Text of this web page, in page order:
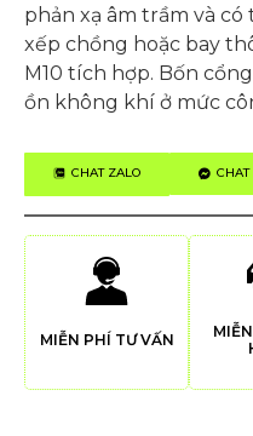
phản xạ âm trầm và
xếp chồng hoặc bay
M10 tích hợp. Bốn
ồn không khí ở mức
CHAT ZALO CHAT
MIỄN PHÍ TƯ VẤN